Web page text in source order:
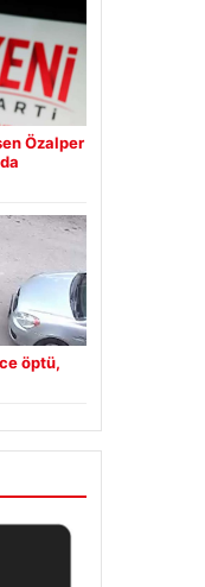
Özalper
öptü,